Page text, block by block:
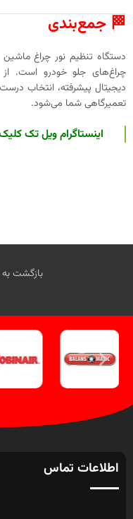
🏁 جمع‌بندی
دستگاه تنظیم نور چراغ
چراغ‌های جلو خودرو است.
دیجیتال پیشرفته، انتخاب
تعمیرگاهی شما می‌شود.
اینستاگرام ویل تک
بازگشت
اطلاعات تماس